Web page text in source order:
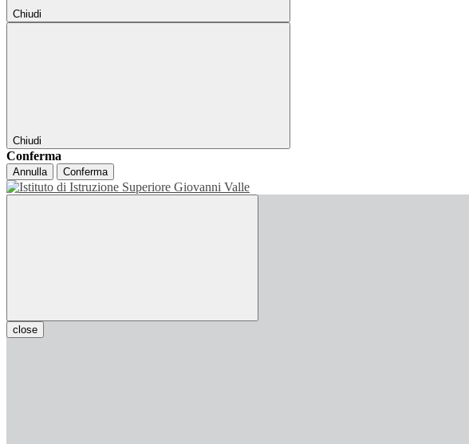
Chiudi
Chiudi
Conferma
Annulla Conferma
close